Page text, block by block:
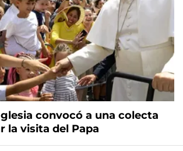
convocó a una colecta
la visita del Papa